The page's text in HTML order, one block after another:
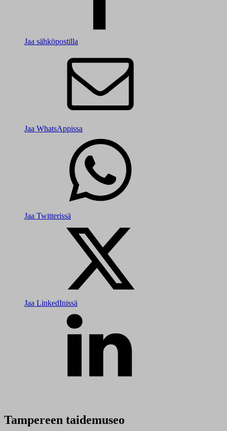
Jaa sähköpostilla
Jaa WhatsAppissa
Jaa Twitterissä
Jaa LinkedInissä
Tampereen taidemuseo